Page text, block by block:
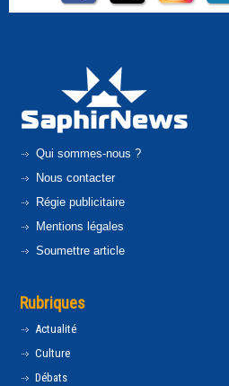
Qui sommes-nous ?
Nous contacter
Régie publicitaire
Mentions légales
Soumettre article
Rubriques
Actualité
Culture
Débats